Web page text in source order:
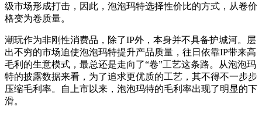
级市场形成打击，因此，泡泡玛特选择性价比的方式，从卷价
格变为卷质量。
潮玩作为非刚性消费品，除了IP外，本身并不具备护城河。层
出不穷的市场迫使泡泡玛特提升产品质量，往日依靠IP带来高
毛利的生意模式，最总还是走向了“卷”工艺这条路。从泡泡玛
特的披露数据来看，为了追求更优质的工艺，其不得不一步步
压缩毛利率。自上市以来，泡泡玛特的毛利率出现了明显的下
滑。